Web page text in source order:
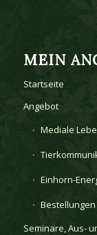
MEIN
Startseite
Angebot
Mediale
Einhorn-
Seminare, Aus-